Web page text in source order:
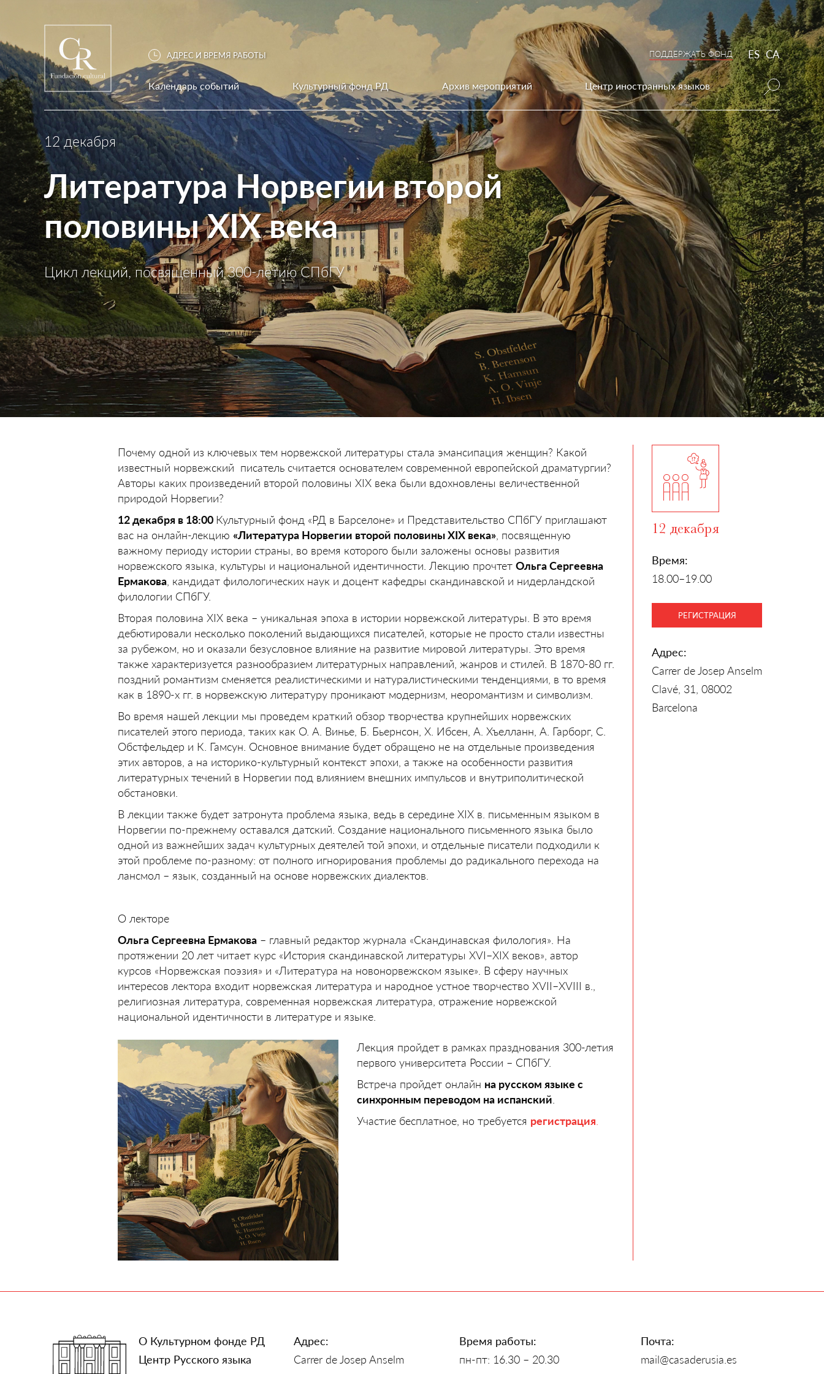
АДРЕС И ВРЕМЯ РАБОТЫ ПОДДЕРЖАТЬ ФОНД ES CA
Календарь событий Культурный фонд РД Архив мероприятий Центр иностранных языков
12 декабря
Литература Норвегии второй
половины XIX века
Цикл лекций, посвященный 300-летию СПбГУ
Почему одной из ключевых тем норвежской литературы стала эмансипация женщин? Какой
известный норвежский писатель считается основателем современной европейской драматургии?
Авторы каких произведений второй половины XIX века были вдохновлены величественной
природой Норвегии?
12 декабря в 18:00 Культурный фонд «РД в Барселоне» и Представительство СПбГУ приглашают
вас на онлайн-лекцию «Литература Норвегии второй половины XIX века» , посвященную
важному периоду истории страны, во время которого были заложены основы развития
норвежского языка, культуры и национальной идентичности. Лекцию прочтет Ольга Сергеевна
Ермакова , кандидат филологических наук и доцент кафедры скандинавской и нидерландской
филологии СПбГУ.
Вторая половина XIX века – уникальная эпоха в истории норвежской литературы. В это время
дебютировали несколько поколений выдающихся писателей, которые не просто стали известны
за рубежом, но и оказали безусловное влияние на развитие мировой литературы. Это время
также характеризуется разнообразием литературных направлений, жанров и стилей. В 1870-80 гг.
поздний романтизм сменяется реалистическими и натуралистическими тенденциями, в то время
как в 1890-х гг. в норвежскую литературу проникают модернизм, неоромантизм и символизм.
Во время нашей лекции мы проведем краткий обзор творчества крупнейших норвежских
писателей этого периода, таких как О. А. Винье, Б. Бьернсон, Х. Ибсен, А. Хъелланн, А. Гарборг, С.
Обстфельдер и К. Гамсун. Основное внимание будет обращено не на отдельные произведения
этих авторов, а на историко-культурный контекст эпохи, а также на особенности развития
литературных течений в Норвегии под влиянием внешних импульсов и внутриполитической
обстановки.
В лекции также будет затронута проблема языка, ведь в середине XIX в. письменным языком в
Норвегии по-прежнему оставался датский. Создание национального письменного языка было
одной из важнейших задач культурных деятелей той эпохи, и отдельные писатели подходили к
этой проблеме по-разному: от полного игнорирования проблемы до радикального перехода на
лансмол – язык, созданный на основе норвежских диалектов.
О лекторе
Ольга Сергеевна Ермакова – главный редактор журнала «Скандинавская филология». На
протяжении 20 лет читает курс «История скандинавской литературы XVI–XIX веков», автор
курсов «Норвежская поэзия» и «Литература на новонорвежском языке». В сферу научных
интересов лектора входит норвежская литература и народное устное творчество XVII–XVIII в.,
религиозная литература, современная норвежская литература, отражение норвежской
национальной идентичности в литературе и языке.
Лекция пройдет в рамках празднования 300-летия
первого университета России – СПбГУ.
Встреча пройдет онлайн на русском языке с
синхронным переводом на испанский
Участие бесплатное, но требуется регистрация
12 декабря
Время:
18.00–19.00
РЕГИСТРАЦИЯ
Адрес:
Carrer de Josep Anselm
Clavé, 31, 08002
Barcelona
О Культурном фонде РД
Центр Русского языка
Адрес:
Carrer de Josep Anselm
Время работы:
пн-пт: 16.30 – 20.30
Почта:
mail@casaderusia.es